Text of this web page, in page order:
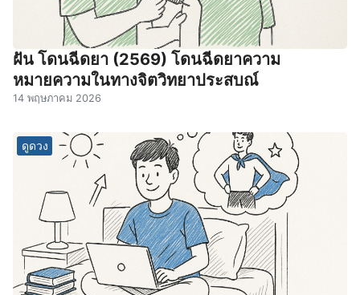
ฝัน โดนฉีดยา (2569) โดนฉีดยาความ
หมายความในทางจิตวิทยาประสบณ์
14 พฤษภาคม 2026
ดูดวง